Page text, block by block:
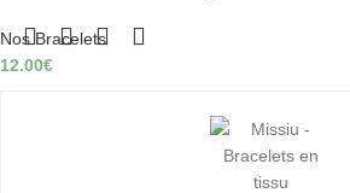
Nos Bracelets
12.00€